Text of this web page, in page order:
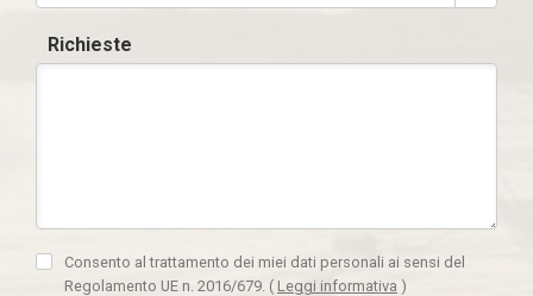
Richieste
Consento al trattamento dei miei dati personali ai sensi del
Regolamento UE n. 2016/679. ( Leggi informativa )